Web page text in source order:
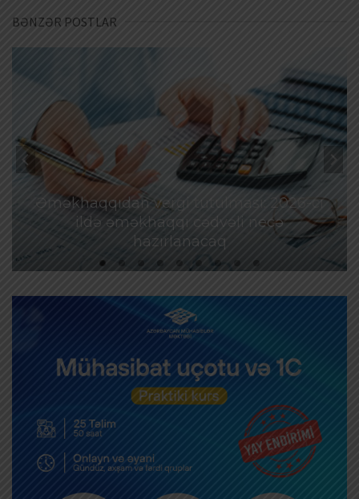
BƏNZƏR POSTLAR
Əməkhaqqıdan vergi tutulması: 2026-cı
ildə əməkhaqqı cədvəli necə
hazırlanacaq